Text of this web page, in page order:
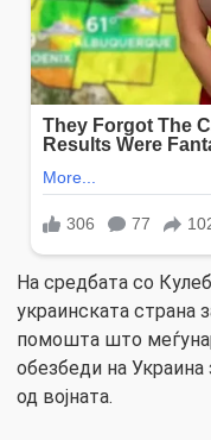
На средбата со
украинската страна
помошта што
обезбеди на
од војната.